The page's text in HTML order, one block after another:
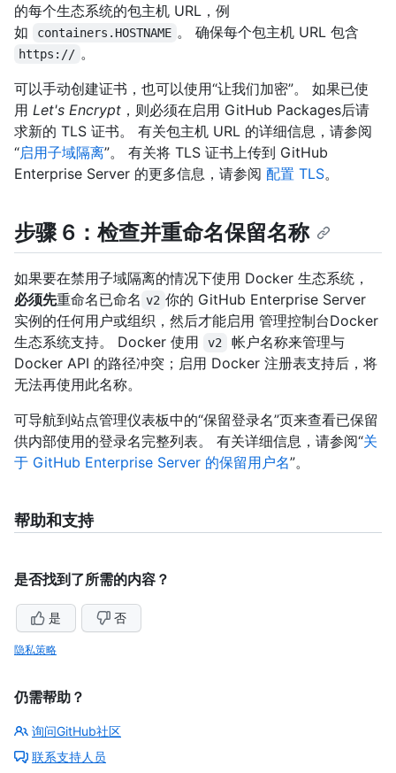
的每个生态系统的包主机 URL，例
如
containers.HOSTNAME 。 确保每个包主机 URL 包含
https:// 。
可以手动创建证书，也可以使用“让我们加密”。 如果已使
用 Let's Encrypt ，则必须在启用 GitHub Packages后请
求新的 TLS 证书。 有关包主机 URL 的详细信息，请参阅
“启用子域隔离”。 有关将 TLS 证书上传到 GitHub
Enterprise Server 的更多信息，请参阅 配置 TLS。
步骤 6：检查并重命名保留名称
如果要在禁用子域隔离的情况下使用 Docker 生态系统，
必须先重命名已命名 v2 你的 GitHub Enterprise Server
实例的任何用户或组织，然后才能启用 管理控制台Docker
生态系统支持。 Docker 使用
v2
帐户名称来管理与
Docker API 的路径冲突；启用 Docker 注册表支持后，将
无法再使用此名称。
可导航到站点管理仪表板中的“保留登录名”页来查看已保留
供内部使用的登录名完整列表。 有关详细信息，请参阅“关
于 GitHub Enterprise Server 的保留用户名”。
帮助和支持
是否找到了所需的内容？
是 否
隐私策略
仍需帮助？
询问GitHub社区
联系支持人员